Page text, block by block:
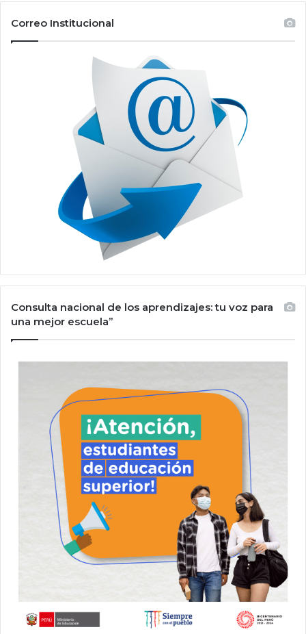
Correo Institucional
Consulta nacional de los aprendizajes: tu voz para
una mejor escuela”